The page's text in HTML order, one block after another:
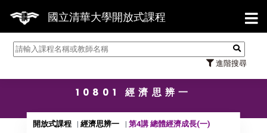
國立清華大學開放式課程
進階搜尋
【7/31】114學年度第
10801 經濟思辨一
開放式課程 經濟思辨一 第4講 總體經濟成長(一)